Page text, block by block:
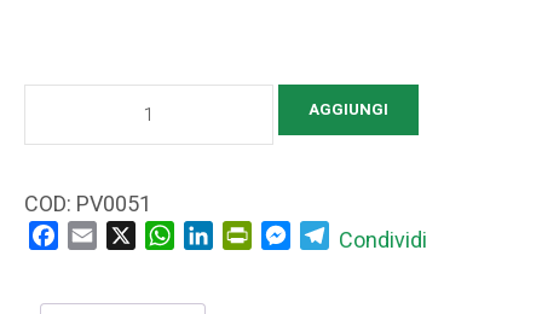
Pascolo
–
Naturale
AGGIUNGI
COD: PV0051
Facebook
Email WhatsApp
LinkedInPrintFriendly
Messenger
Telegram
Condividi